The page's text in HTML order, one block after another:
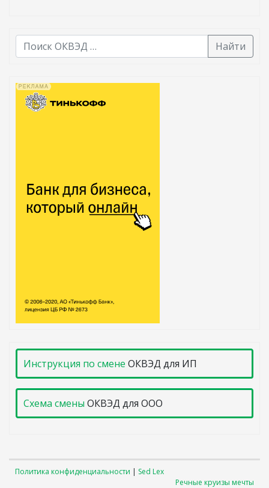
Найти
В списке найденных результатов используйте
Инструкция по смене ОКВЭД для ИП
Схема смены ОКВЭД для ООО
Политика конфиденциальности | Sed Lex
Речные круизы мечты